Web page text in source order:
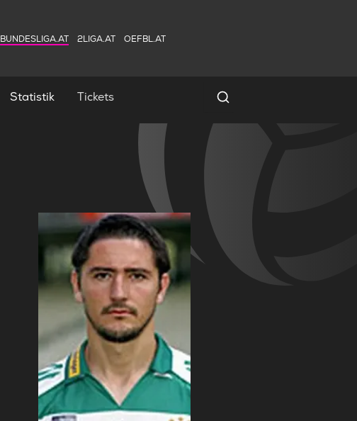
BUNDESLIGA.AT 2LIGA.AT OEFBL.AT
Statistik Tickets Spielersuche